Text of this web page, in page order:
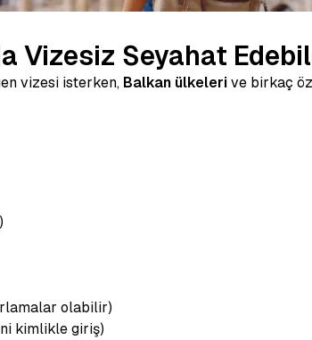
Vizesiz Seyahat
vizesi isterken, Balkan ülkelerive birkaç
olabilir)
kimlikle giriş)